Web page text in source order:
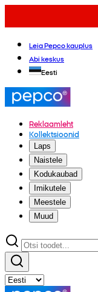
Leia Pepco kauplus
Abi keskus
Eesti
Reklaamleht
Kollektsioonid
Laps
Naistele
Kodukaubad
Imikutele
Meestele
Muud